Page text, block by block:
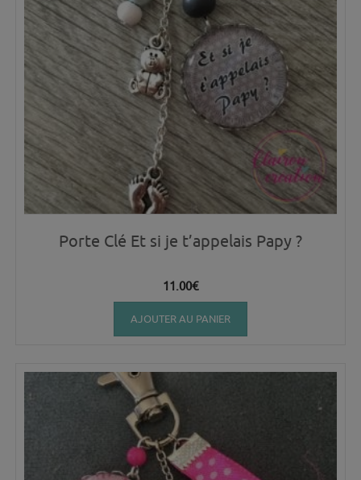
Porte Clé Et si je t’appelais Papy ?
11.00€
AJOUTER AU PANIER